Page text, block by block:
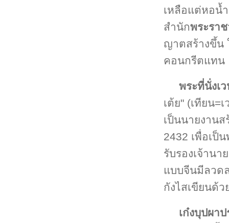
เหลือแต่หอน้
สำนักพระราช
ญาตสร้างขึ้น
คอนกรีตแทน
พระที่นั่งเ
เต้ย" (เทียน=
เป็นนายงาน
2432 เพื่อเป็
รับรองเจ้าน
แบบจีนมีลวด
กังไสเขียนด้
เก๋งบุปผา